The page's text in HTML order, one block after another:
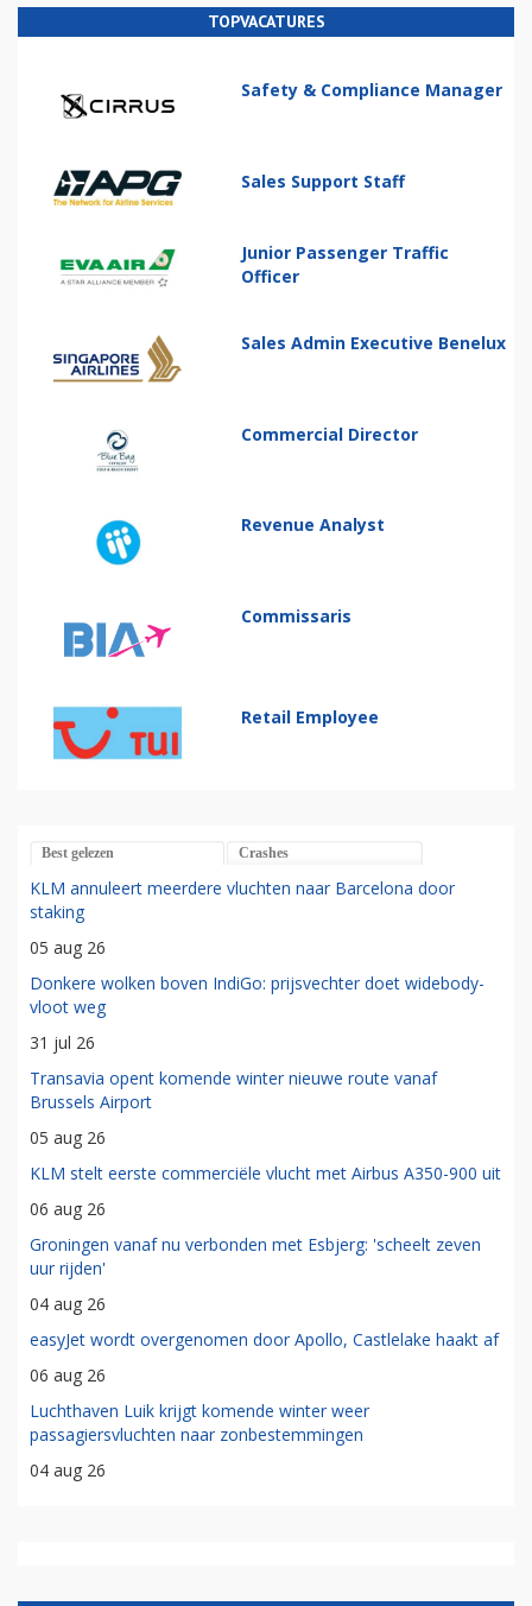
TOPVACATURES
Safety & Compliance Manager
Sales Support Staff
Junior Passenger Traffic
Officer
Sales Admin Executive Benelux
Commercial Director
Revenue Analyst
Commissaris
Retail Employee
Best gelezen Crashes
KLM annuleert meerdere vluchten naar Barcelona door
staking
05 aug 26
Donkere wolken boven IndiGo: prijsvechter doet widebody-
vloot weg
31 jul 26
Transavia opent komende winter nieuwe route vanaf
Brussels Airport
05 aug 26
KLM stelt eerste commerciële vlucht met Airbus A350-900 uit
06 aug 26
Groningen vanaf nu verbonden met Esbjerg: 'scheelt zeven
uur rijden'
04 aug 26
easyJet wordt overgenomen door Apollo, Castlelake haakt af
06 aug 26
Luchthaven Luik krijgt komende winter weer
passagiersvluchten naar zonbestemmingen
04 aug 26